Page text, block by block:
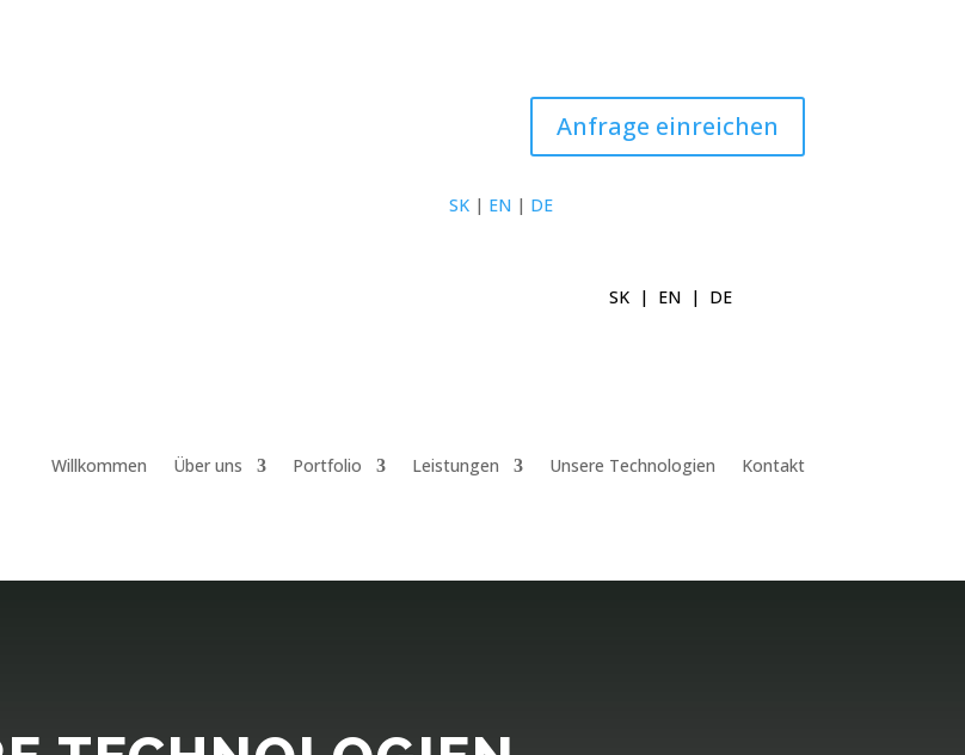
Anfrage einreichen
SK | EN | DE
SK| EN| DE
Willkommen Über uns Portfolio Leistungen Unsere Technologien Kontakt